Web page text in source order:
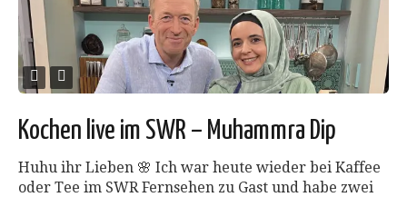
Kochen live im SWR – Muhammra Dip
Huhu ihr Lieben 🌸 Ich war heute wieder bei Kaffee
oder Tee im SWR Fernsehen zu Gast und habe zwei